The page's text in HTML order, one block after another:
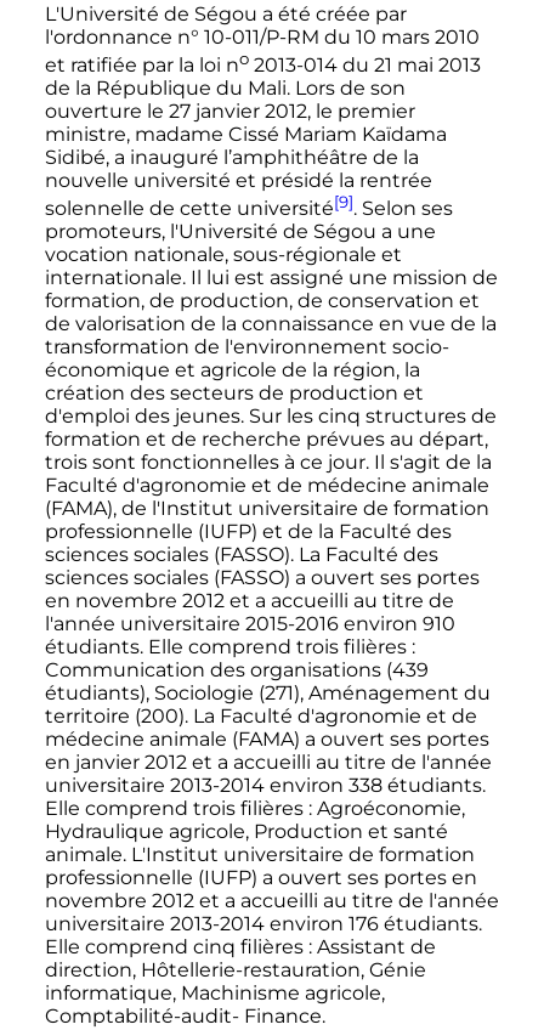
L'Université de Ségou a été créée par
l'ordonnance n° 10-011/P-RM du 10 mars 2010
et ratifiée par la loi no 2013-014du 21 mai 2013
de la République du Mali. Lors de son
ouverture le 27 janvier 2012, le premier
ministre, madame Cissé Mariam Kaïdama
Sidibé, a inauguré l’amphithéâtre de la
nouvelle université et présidé la rentrée
solennelle de cette université[9]. Selon ses
promoteurs, l'Université de Ségou a une
vocation nationale, sous-régionale et
internationale. Il lui est assigné une mission de
formation, de production, de conservation et
de valorisation de la connaissance en vue de la
transformation de l'environnement socio-
économique et agricole de la région, la
création des secteurs de production et
d'emploi des jeunes. Sur les cinq structures de
formation et de recherche prévues au départ,
trois sont fonctionnelles à ce jour. Il s'agit de la
Faculté d'agronomie et de médecine animale
(FAMA), de l'Institut universitaire de formation
professionnelle (IUFP) et de la Faculté des
sciences sociales (FASSO). La Faculté des
sciences sociales (FASSO) a ouvert ses portes
en novembre 2012 et a accueilli au titre de
l'année universitaire 2015-2016 environ 910
étudiants. Elle comprend trois filières :
Communication des organisations (439
étudiants), Sociologie (271), Aménagement du
territoire (200). La Faculté d'agronomie et de
médecine animale (FAMA) a ouvert ses portes
en janvier 2012et a accueilli au titre de l'année
universitaire 2013-2014 environ 338 étudiants.
Elle comprend trois filières : Agroéconomie,
Hydraulique agricole, Production et santé
animale. L'Institut universitaire de formation
professionnelle (IUFP) a ouvert ses portes en
novembre 2012et a accueilli au titre de l'année
universitaire 2013-2014 environ 176 étudiants.
Elle comprend cinq filières : Assistant de
direction, Hôtellerie-restauration, Génie
informatique, Machinisme agricole,
Comptabilité-audit- Finance.